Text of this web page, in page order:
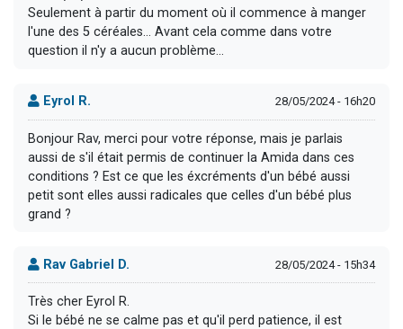
Seulement à partir du moment où il commence à manger
l'une des 5 céréales... Avant cela comme dans votre
question il n'y a aucun problème...
Eyrol R. 28/05/2024 - 16h20
Bonjour Rav, merci pour votre réponse, mais je parlais
aussi de s'il était permis de continuer la Amida dans ces
conditions ? Est ce que les éxcréments d'un bébé aussi
petit sont elles aussi radicales que celles d'un bébé plus
grand ?
Rav Gabriel D. 28/05/2024 - 15h34
Très cher Eyrol R.
Si le bébé ne se calme pas et qu'il perd patience, il est